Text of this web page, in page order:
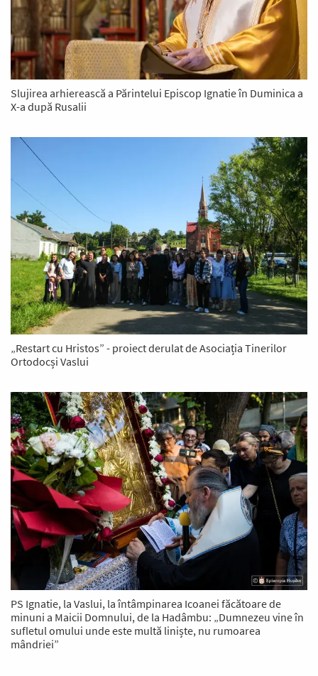
Slujirea arhierească a Părintelui Episcop Ignatie în Duminica a
X-a după Rusalii
„Restart cu Hristos” - proiect derulat de Asociația Tinerilor
Ortodocși Vaslui
PS Ignatie, la Vaslui, la întâmpinarea Icoanei făcătoare de
minuni a Maicii Domnului, de la Hadâmbu: „Dumnezeu vine în
sufletul omului unde este multă liniște, nu rumoarea
mândriei”